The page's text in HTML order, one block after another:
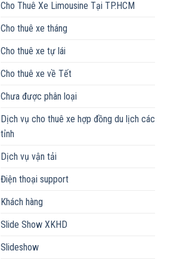
Cho Thuê Xe Limousine Tại TP.HCM
Cho thuê xe tháng
Cho thuê xe tự lái
Cho thuê xe về Tết
Chưa được phân loại
Dịch vụ cho thuê xe hợp đồng du lịch các
tỉnh
Dịch vụ vận tải
Điện thoại support
Khách hàng
Slide Show XKHD
Slideshow